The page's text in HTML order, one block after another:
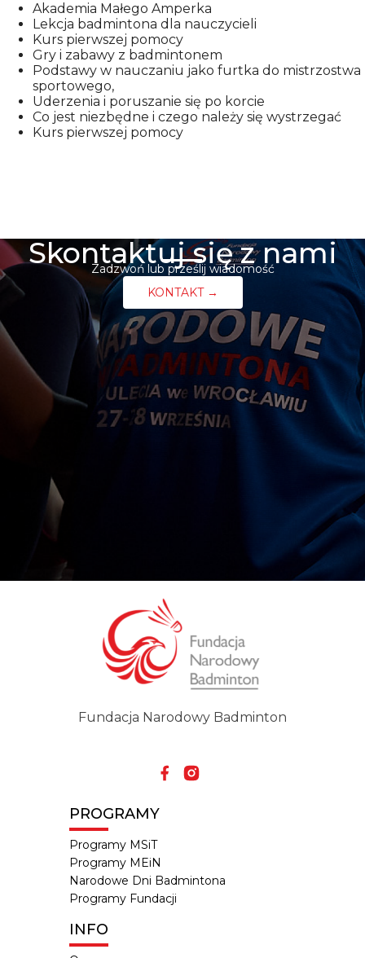
Akademia Małego Amperka
Lekcja badmintona dla nauczycieli
Kurs pierwszej pomocy
Gry i zabawy z badmintonem
Podstawy w nauczaniu jako furtka do mistrzostwa
sportowego,
Uderzenia i poruszanie się po korcie
Co jest niezbędne i czego należy się wystrzegać
Kurs pierwszej pomocy
Skontaktuj się z nami
Zadzwoń lub prześlij wiadomość
KONTAKT →
Fundacja Narodowy Badminton
PROGRAMY
Programy MSiT
Programy MEiN
Narodowe Dni Badmintona
Programy Fundacji
INFO